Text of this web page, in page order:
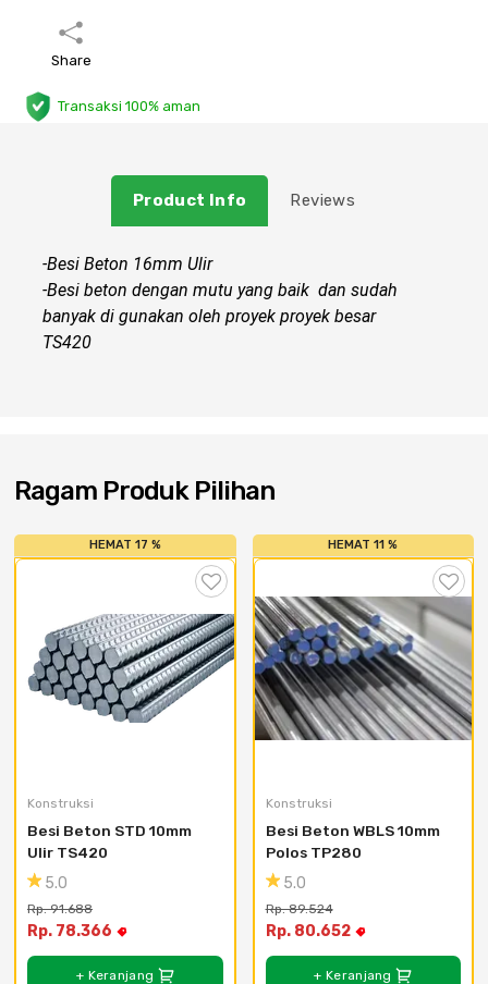
Peralatan & Perkakas
Aksesoris Perabot
Scaffolding
Cat dan Kimia
Saniter
Besi Profil & Baja
Semen & Sejenisnya
Share
Transaksi 100% aman
Product Info Reviews
-Besi Beton 16mm Ulir
-Besi beton dengan mutu yang baik dan sudah
banyak di gunakan oleh proyek proyek besar
TS420
Ragam Produk Pilihan
HEMAT 17 %
Konstruksi
Besi Beton STD 10mm
Ulir TS420
5.0
Rp. 91.688
Rp. 78.366
+ Keranjang
HEMAT 11 %
Konstruksi
Besi Beton WBLS 10mm
Polos TP280
5.0
Rp. 89.524
Rp. 80.652
+ Keranjang